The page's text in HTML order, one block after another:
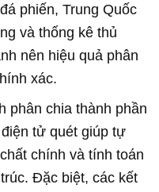
phiến, Trung Quốc
và thống kê thủ
nên hiệu quả phân
xác.
phân chia thành phần
tử quét giúp tự
chính và tính toán
Đặc biệt, các kết